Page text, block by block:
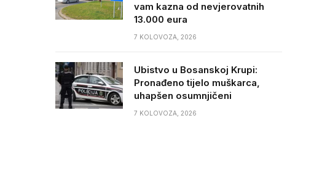
vam kazna od nevjerovatnih
13.000 eura
7 KOLOVOZA, 2026
Ubistvo u Bosanskoj Krupi:
Pronađeno tijelo muškarca,
uhapšen osumnjičeni
7 KOLOVOZA, 2026